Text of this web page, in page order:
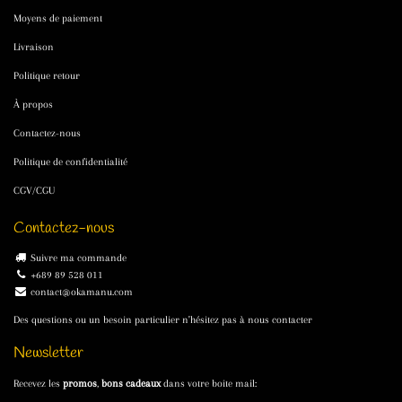
Moyens de paiement
Livraison
Politique retour
À propos
Contactez-nous
Politique de confidentialité
CGV/CGU
Contactez-nous
Suivre ma commande
+689 89 528 011
contact@okamanu.com
Des questions ou un besoin particulier n'hésitez pas à nous contacter
Newsletter
Recevez les promos, bons cadeauxdans votre boite mail: